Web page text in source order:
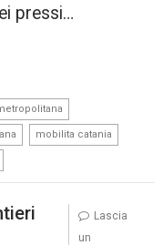
pressi…
mobilita catania
Lascia
un